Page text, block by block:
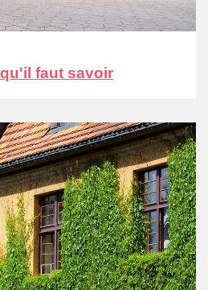
faut savoir